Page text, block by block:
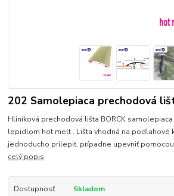
202 Samolepiaca prechodová
Hliníková prechodová lišta BORCK
lepidlom hot melt . Lišta vhodná na podlahové
jednoducho prilepiť, prípadne upevniť
celý popis
Dostupnosť
Skladom